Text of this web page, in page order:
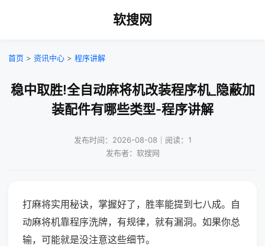
软搜网
首页 > 资讯中心 > 程序讲解
稳中取胜!全自动麻将机改装程序机_隐蔽加
装配件有哪些类型-程序讲解
发布时间：2026-08-08｜阅读：1
发布者：软搜网
打麻将实用秘诀，掌握好了，胜率能提到七八成。自
动麻将机靠程序洗牌，有规律，就有漏洞。如果你总
输，可能就是没注意这些细节。